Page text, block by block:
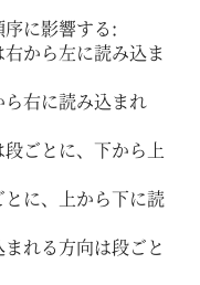
に影響する:
から左に読み込ま
右に読み込まれ
ごとに、下から上
に、上から下に読
れる方向は段ごと